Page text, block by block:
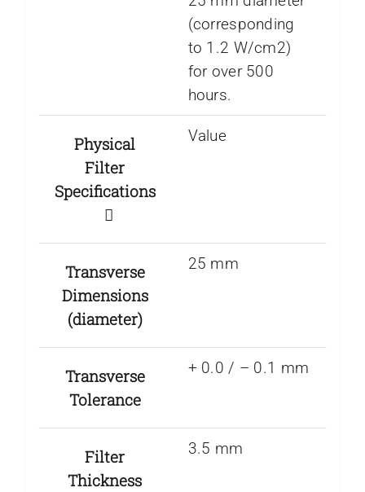
(corresponding
to 1.2 W/cm2)
for over 500
hours.
Physical
Filter
Specifications
Value
Transverse
Dimensions
(diameter)
25 mm
Transverse
Tolerance
+ 0.0 / – 0.1 mm
Filter
Thickness
3.5 mm